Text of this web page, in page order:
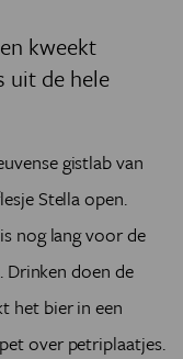
kweekt
uit de hele
gistlab van
Stella open.
nog lang voor de
doen de
het bier in een
over petriplaatjes.